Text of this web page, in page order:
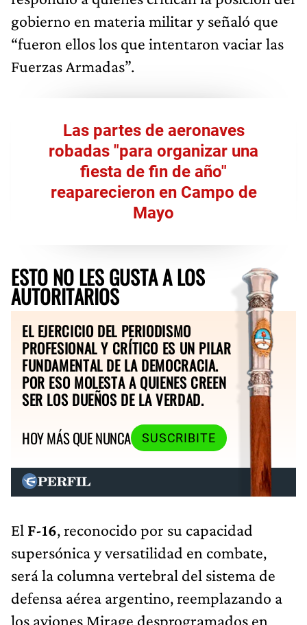
gobierno en materia militar y señaló que
“fueron ellos los que intentaron vaciar las
Fuerzas Armadas”.
Las partes de aeronaves
robadas "para organizar una
fiesta de fin de año"
reaparecieron en Campo de
Mayo
ESTO NO LES GUSTA A LOS
AUTORITARIOS
EL EJERCICIO DEL PERIODISMO
PROFESIONAL Y CRÍTICO ES UN PILAR
FUNDAMENTAL DE LA DEMOCRACIA.
POR ESO MOLESTA A QUIENES CREEN
SER LOS DUEÑOS DE LA VERDAD.
HOY MÁS QUE NUNCA
SUSCRIBITE
El F-16, reconocido por su capacidad
supersónica y versatilidad en combate,
será la columna vertebral del sistema de
defensa aérea argentino, reemplazando a
los aviones Mirage desprogramados en